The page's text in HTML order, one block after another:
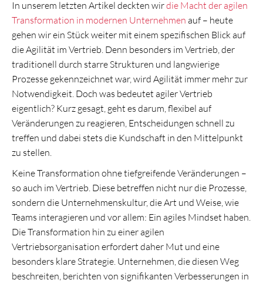
In unserem letzten Artikel deckten wirdie Macht der agilen
Transformation in modernen Unternehmen auf – heute
gehen wir ein Stück weiter mit einem spezifischen Blick auf
die Agilität im Vertrieb. Denn besonders im Vertrieb, der
traditionell durch starre Strukturen und langwierige
Prozesse gekennzeichnet war, wird Agilität immer mehr zur
Notwendigkeit. Doch was bedeutet agiler Vertrieb
eigentlich? Kurz gesagt, geht es darum, flexibel auf
Veränderungen zu reagieren, Entscheidungen schnell zu
treffen und dabei stets die Kundschaft in den Mittelpunkt
zu stellen.
Keine Transformation ohne tiefgreifende Veränderungen –
so auch im Vertrieb. Diese betreffen nicht nur die Prozesse,
sondern die Unternehmenskultur, die Art und Weise, wie
Teams interagieren und vor allem: Ein agiles Mindset haben.
Die Transformation hin zu einer agilen
Vertriebsorganisation erfordert daher Mut und eine
besonders klare Strategie. Unternehmen, die diesen Weg
beschreiten, berichten von signifikanten Verbesserungen in